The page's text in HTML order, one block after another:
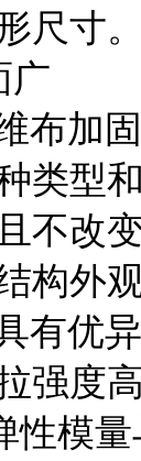
尺寸。
广
布加固
类型
不改
构外观
有优
强度
性模